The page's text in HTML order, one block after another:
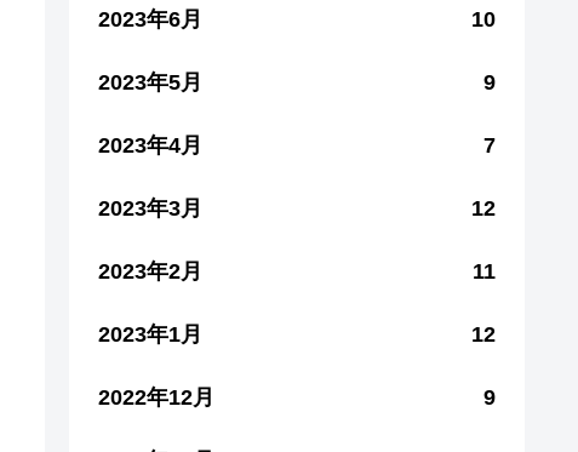
2023年6月 10
2023年5月 9
2023年4月 7
2023年3月 12
2023年2月 11
2023年1月 12
2022年12月 9